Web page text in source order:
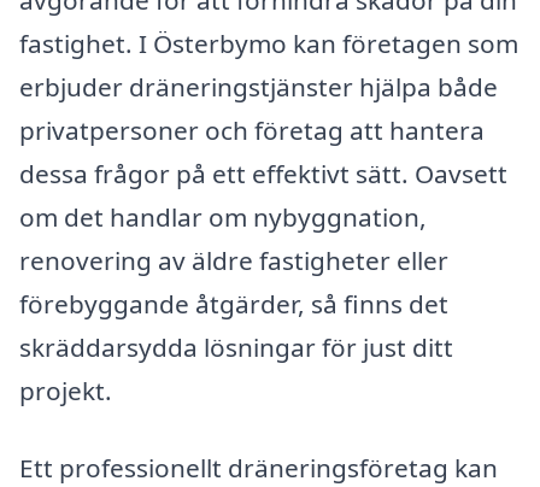
fastighet. I Österbymo kan företagen som
erbjuder dräneringstjänster hjälpa både
privatpersoner och företag att hantera
dessa frågor på ett effektivt sätt. Oavsett
om det handlar om nybyggnation,
renovering av äldre fastigheter eller
förebyggande åtgärder, så finns det
skräddarsydda lösningar för just ditt
projekt.
Ett professionellt dräneringsföretag kan